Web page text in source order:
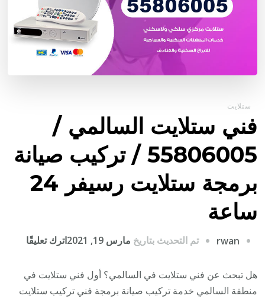
ستلايت
فني ستلايت السالمي /
55806005 / تركيب صيانة
برمجة ستلايت رسيفر 24
ساعة
rwan تم التحديث بتاريخ مارس 19, 2021 اترك تعليقًا
هل تبحث عن فني ستلايت في السالمي؟ أول فني ستلايت في
منطقة السالمي خدمة تركيب صيانة برمجة فني تركيب ستلايت